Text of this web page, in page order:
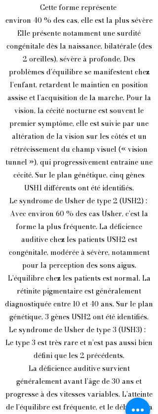
Cette forme représente
environ 40 % des cas, elle est la plus sévère
Elle présente notamment une surdité
congénitale dès la naissance, bilatérale (des
2 oreilles), sévère à profonde. Des
problèmes d’équilibre se manifestent chez
l’enfant, retardent le maintien en position
assise et l’acquisition de la marche. Pour la
vision, la cécité nocturne est souvent le
premier symptôme, elle est suivie par une
altération de la vision sur les côtés et un
rétrécissement du champ visuel (« vision
tunnel »), qui progressivement entraine une
cécité. Sur le plan génétique, cinq gènes
USH1 différents ont été identifiés.
Le syndrome de Usher de type 2 (USH2) :
Avec environ 60 % des cas Usher, c’est la
forme la plus fréquente. La déficience
auditive chez les patients USH2 est
congénitale, modérée à sévère, notamment
pour la perception des sons aigus.
L’équilibre chez les patients est normal. La
rétinite pigmentaire est généralement
diagnostiquée entre 10 et 40 ans. Sur le plan
génétique, 3 gènes USH2 ont été identifiés.
Le syndrome de Usher de type 3 (USH3) :
Le type 3 est très rare et n’est pas aussi bien
défini que les 2 précédents.
La déficience auditive survient
généralement avant l’âge de 30 ans et
progresse à des vitesses variables. L’atteinte
de l’équilibre est fréquente, et le début de la